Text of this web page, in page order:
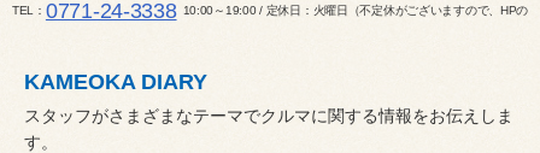
TEL 0771-24-3338 10:00～19:00 / 定休日：火曜日（不定休がございますので、HPの
KAMEOKA DIARY
スタッフがさまざまなテーマでクルマに関する情報をお伝えしま
す。